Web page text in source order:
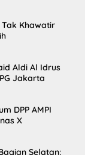
Tak Khawatir
Aldi Al Idrus
Jakarta
DPP AMPI
X
Selatan: